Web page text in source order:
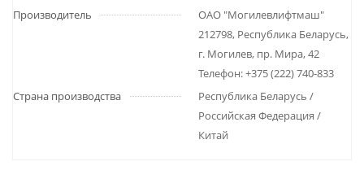
Производитель
ОАО "Могилевлифтмаш"
212798, Республика Беларусь,
г. Могилев, пр. Мира, 42
Телефон: +375 (222) 740-833
Страна производства
Республика Беларусь /
Российская Федерация /
Китай